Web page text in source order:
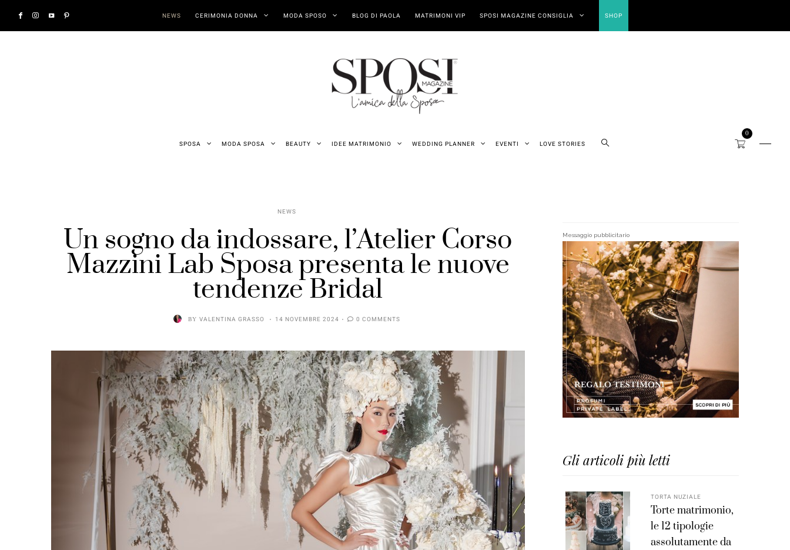
NEWS CERIMONIA DONNA MODA SPOSO BLOG DI PAOLA MATRIMONI VIP SPOSI MAGAZINE CONSIGLIA SHOP
SPOSA MODA SPOSA BEAUTY IDEE MATRIMONIO WEDDING PLANNER EVENTI LOVE STORIES
0
NEWS
Un sogno da indossare, l’Atelier Corso
Mazzini Lab Sposa presenta le nuove
tendenze Bridal
BY VALENTINA GRASSO 14 NOVEMBRE 2024 0 COMMENTS
Messaggio pubblicitario
Gli articoli più letti
TORTA NUZIALE
Torte matrimonio,
le 12 tipologie
assolutamente da